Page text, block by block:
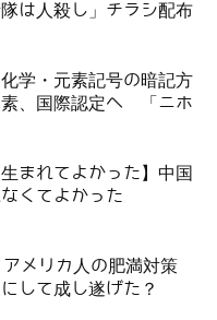
は人殺し」チラシ配布
化学・元素記号の暗記方
、国際認定へ 「ニホ
まれてよかった】中国
くてよかった
メリカ人の肥満対策
して成し遂げた？